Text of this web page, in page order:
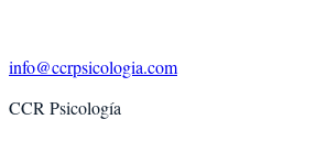
info@ccrpsicologia.com
CCR Psicología